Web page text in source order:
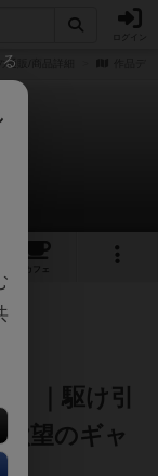
通販/商品詳細
カフェ
』｜駆け引
欲望のギャ